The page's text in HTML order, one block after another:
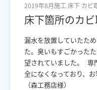
2019年8月施工 床下 カビ
床下箇所のカ
漏水を放置していたた
た。臭いもすごかった
望されていました。 専
全になくなっており、
（森工務店様）